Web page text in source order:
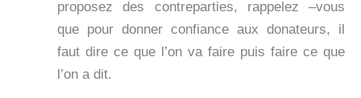
proposez des contreparties, rappelez –vous
que pour donner confiance aux donateurs, il
faut dire ce que l’on va faire puis faire ce que
l’on a dit.